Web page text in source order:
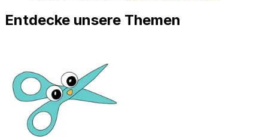
Entdecke unsere Themen